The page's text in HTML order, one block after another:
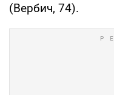
(Вербич, 74).